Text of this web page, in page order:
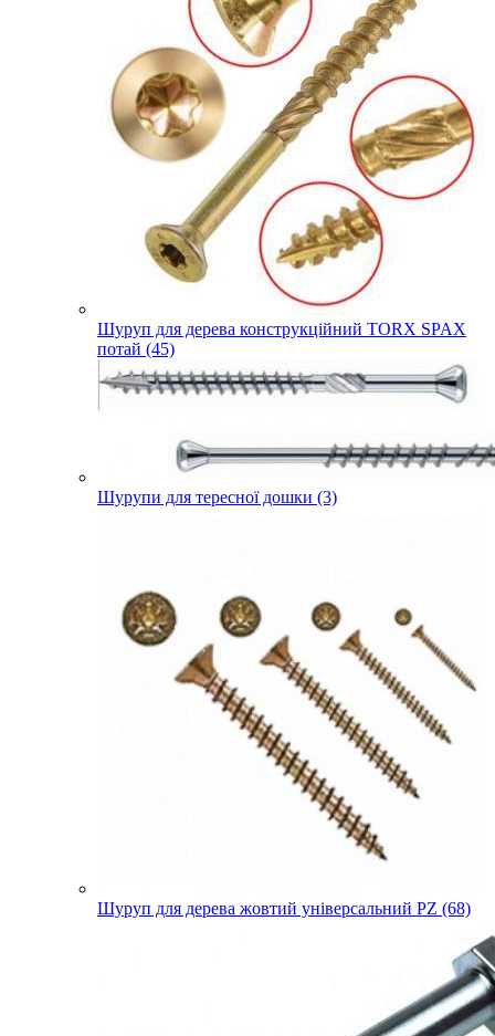
Шуруп для дерева конструкційний TORX SPAX
потай (45)
Шурупи для тересної дошки (3)
Шуруп для дерева жовтий універсальний PZ (68)